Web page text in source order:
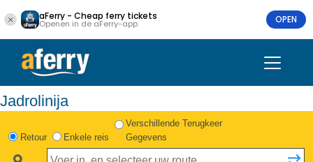
aFerry - Cheap ferry tickets
Openen in de aFerry-app OPEN
Jadrolinija
Retour Enkele reis
Verschillende Terugkeer
Gegevens